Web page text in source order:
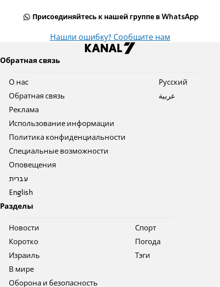
Присоединяйтесь к нашей группе в WhatsApp
Нашли ошибку? Сообщите нам
Обратная связь
О нас
Обратная связь
Реклама
Использование информации
Политика конфиденциальности
Специальные возможности
Оповещения
עברית
English
Pусский
عربية
Разделы
Новости
Коротко
Израиль
В мире
Оборона и безопасность
Спорт
Погода
Тэги